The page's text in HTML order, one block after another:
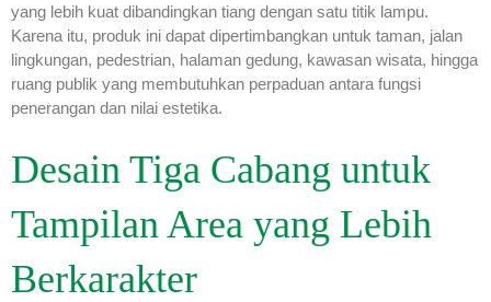
yang lebih kuat dibandingkan tiang dengan satu titik lampu.
Karena itu, produk ini dapat dipertimbangkan untuk taman, jalan
lingkungan, pedestrian, halaman gedung, kawasan wisata, hingga
ruang publik yang membutuhkan perpaduan antara fungsi
penerangan dan nilai estetika.
Desain Tiga Cabang untuk
Tampilan Area yang Lebih
Berkarakter